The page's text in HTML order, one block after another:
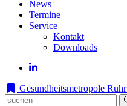
News
Termine
Service
Kontakt
Downloads
Gesundheitsmetropole Ruhr